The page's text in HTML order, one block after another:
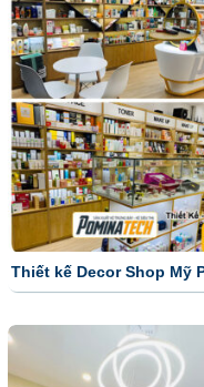
Thiết kế Decor Shop Mỹ